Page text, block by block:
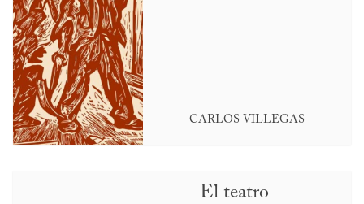
CARLOS VILLEGAS
El teatro